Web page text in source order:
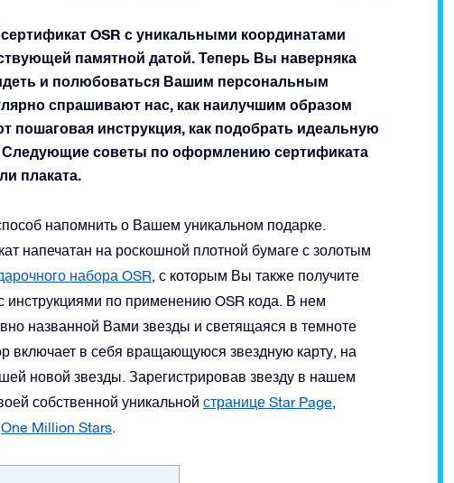
OSR с уникальными координатами
памятной датой. Теперь Вы наверняка
и полюбоваться Вашим персональным
спрашивают нас, как наилучшим образом
инструкция, как подобрать идеальную
Следующие советы по оформлению сертификата
плаката.
напомнить о Вашем уникальном подарке.
напечатан на роскошной плотной бумаге с золотым
набора OSR, с которым Вы также получите
инструкциями по применению OSR кода. В нем
названной Вами звезды и светящаяся в темноте
включает в себя вращающуюся звездную карту, на
новой звезды. Зарегистрировав звезду в нашем
собственной уникальной странице Star Page,
One Million Stars.